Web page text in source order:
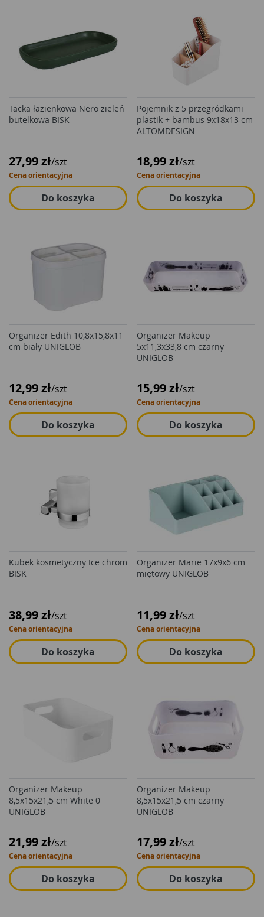
Tacka łazienkowa Nero zieleń
butelkowa BISK
27,99 zł/szt
Cena orientacyjna
Do koszyka
Pojemnik z 5 przegródkami
plastik + bambus 9x18x13 cm
ALTOMDESIGN
18,99 zł/szt
Cena orientacyjna
Do koszyka
Organizer Edith 10,8x15,8x11
cm biały UNIGLOB
12,99 zł/szt
Cena orientacyjna
Do koszyka
Organizer Makeup
5x11,3x33,8 cm czarny
UNIGLOB
15,99 zł/szt
Cena orientacyjna
Do koszyka
Kubek kosmetyczny Ice chrom
BISK
38,99 zł/szt
Cena orientacyjna
Do koszyka
Organizer Marie 17x9x6 cm
miętowy UNIGLOB
11,99 zł/szt
Cena orientacyjna
Do koszyka
Organizer Makeup
8,5x15x21,5 cm White 0
UNIGLOB
21,99 zł/szt
Cena orientacyjna
Do koszyka
Organizer Makeup
8,5x15x21,5 cm czarny
UNIGLOB
17,99 zł/szt
Cena orientacyjna
Do koszyka